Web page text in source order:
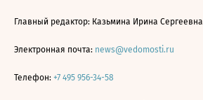
Главный редактор: Казьмина Ирина Сергеевна
Электронная почта: news@vedomosti.ru
Телефон: +7 495 956-34-58